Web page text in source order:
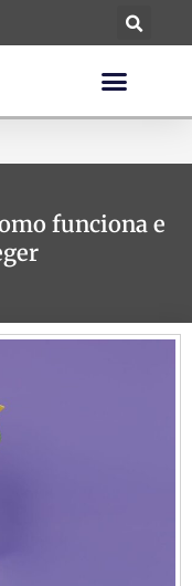
funciona e